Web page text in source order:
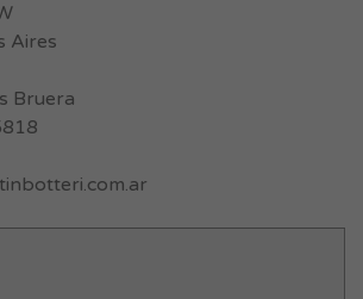
Aires
Bruera